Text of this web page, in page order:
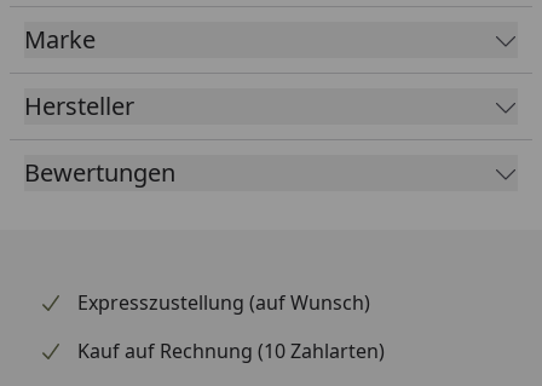
Marke
Hersteller
Bewertungen
Expresszustellung (auf Wunsch)
Kauf auf Rechnung (10 Zahlarten)